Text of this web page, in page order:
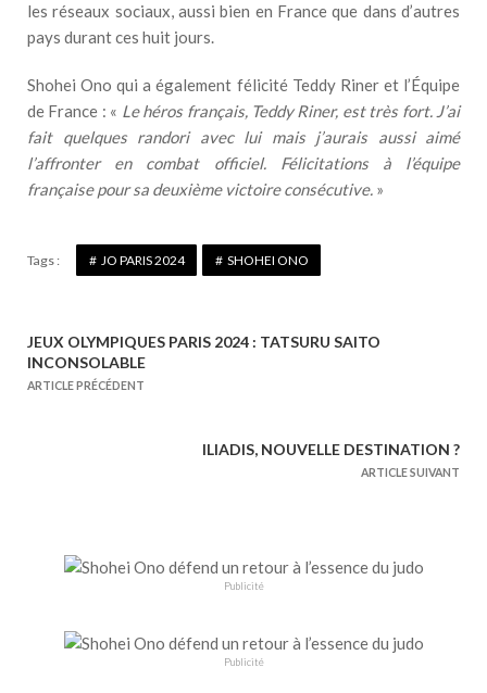
les réseaux sociaux, aussi bien en France que dans d’autres
pays durant ces huit jours.
Shohei Ono qui a également félicité Teddy Riner et l’Équipe
de France : « Le héros français, Teddy Riner, est très fort. J’ai
fait quelques randori avec lui mais j’aurais aussi aimé
l’affronter en combat officiel. Félicitations à l’équipe
française pour sa deuxième victoire consécutive. »
Tags : JO PARIS 2024 SHOHEI ONO
N
a
JEUX OLYMPIQUES PARIS 2024 : TATSURU SAITO
INCONSOLABLE
ARTICLE PRÉCÉDENT
ILIADIS, NOUVELLE DESTINATION ?
ARTICLE SUIVANT
Publicité
Publicité